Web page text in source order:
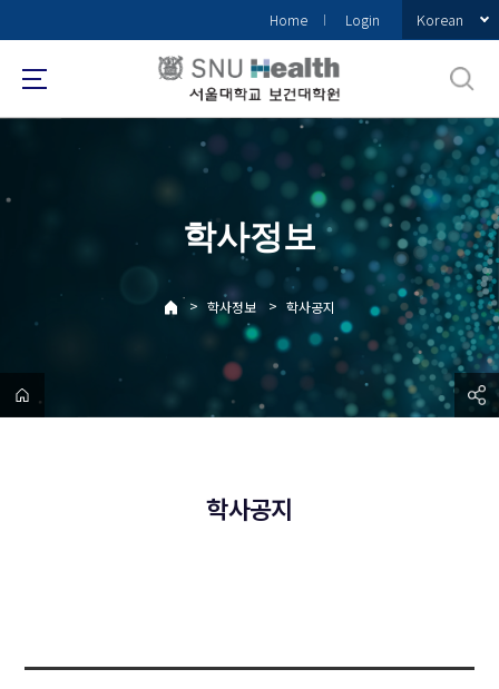
로
메
Home Login Korean
학사정보
> 학사정보 > 학사공지
학사공지